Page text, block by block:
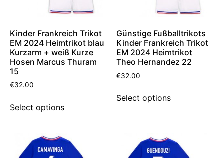
Kinder Frankreich Trikot
EM 2024 Heimtrikot blau
Kurzarm + weiß Kurze
Hosen Marcus Thuram
15
€32.00
Select options
Günstige Fußballtrikots
Kinder Frankreich Trikot
EM 2024 Heimtrikot
Theo Hernandez 22
€32.00
Select options